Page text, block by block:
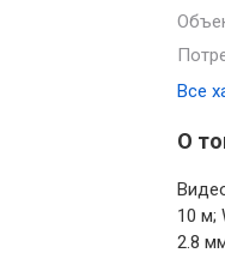
Все
О
10 м;
2.8